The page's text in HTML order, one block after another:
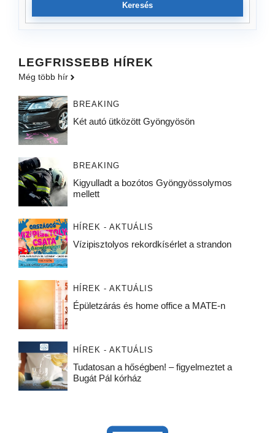
Keresés
LEGFRISSEBB HÍREK
Még több hír
BREAKING
Két autó ütközött Gyöngyösön
BREAKING
Kigyulladt a bozótos Gyöngyössolymos
mellett
HÍREK - AKTUÁLIS
Vízipisztolyos rekordkísérlet a strandon
HÍREK - AKTUÁLIS
Épületzárás és home office a MATE-n
HÍREK - AKTUÁLIS
Tudatosan a hőségben! – figyelmeztet a
Bugát Pál kórház